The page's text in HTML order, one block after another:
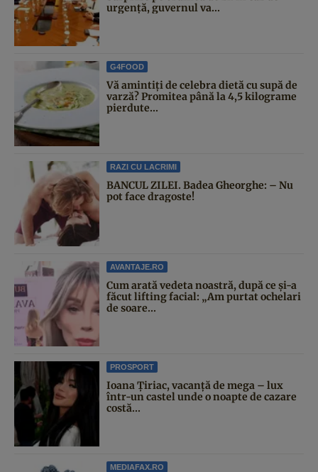
urgență, guvernul va...
G4FOOD
Vă amintiți de celebra dietă cu supă de
varză? Promitea până la 4,5 kilograme
pierdute...
RAZI CU LACRIMI
BANCUL ZILEI. Badea Gheorghe: – Nu
pot face dragoste!
AVANTAJE.RO
Cum arată vedeta noastră, după ce și-a
făcut lifting facial: „Am purtat ochelari
de soare...
PROSPORT
Ioana Țiriac, vacanță de mega – lux
într-un castel unde o noapte de cazare
costă...
MEDIAFAX.RO